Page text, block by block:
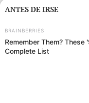
ANTES DE IRSE